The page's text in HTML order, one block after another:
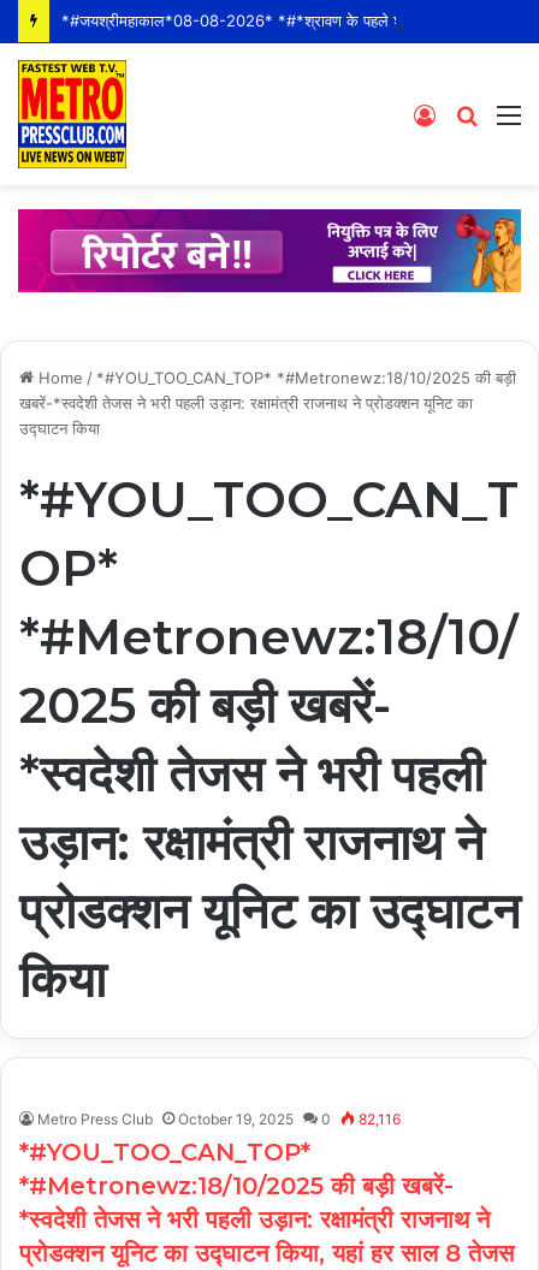
Search
Log
Home / *#YOU_TOO_CAN_TOP* *#Metronewz:18/10/2025 की बड़ी
खबरें-*स्वदेशी तेजस ने भरी पहली उड़ान: रक्षामंत्री राजनाथ ने प्रोडक्शन यूनिट का
उद्घाटन किया
*#YOU_TOO_CAN_T
OP*
*#Metronewz:18/10/
2025 की बड़ी खबरें-
*स्वदेशी तेजस ने भरी पहली
उड़ान: रक्षामंत्री राजनाथ ने
प्रोडक्शन यूनिट का उद्घाटन
किया
Metro Press Club October 19, 2025 0 82,116
*#YOU_TOO_CAN_TOP*
*#Metronewz:18/10/2025 की बड़ी खबरें-
*स्वदेशी तेजस ने भरी पहली उड़ान: रक्षामंत्री राजनाथ ने
प्रोडक्शन यूनिट का उद्घाटन किया, यहां हर साल 8 तेजस